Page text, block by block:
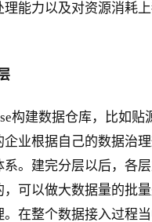
理能力以及对资源消耗
构建数据仓库，比如贴
企业根据自己的数据治
系。建完分层以后，各
，可以做大数据量的批
在整个数据接入过程